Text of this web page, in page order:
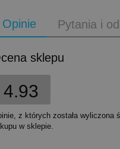
Opinie Pytania i
sklepu
4.93
z których została wyliczona
w sklepie.